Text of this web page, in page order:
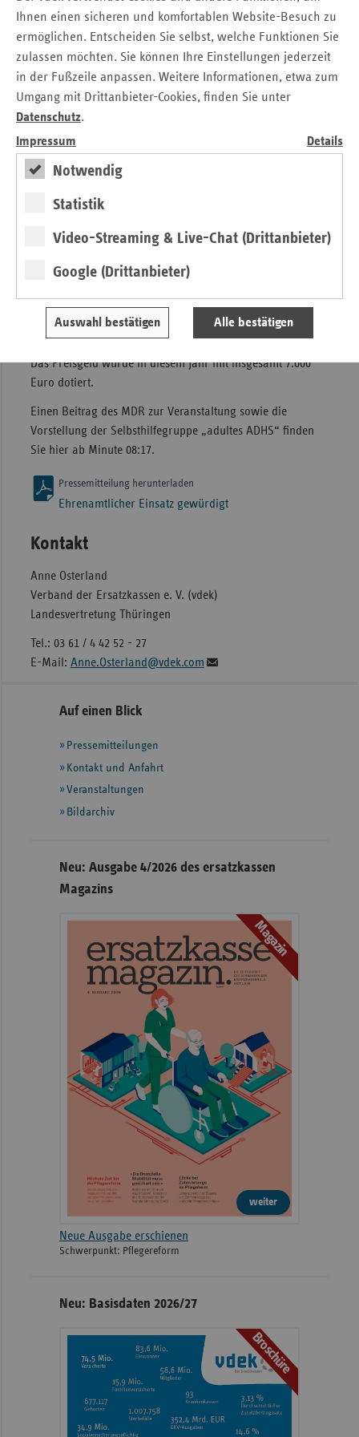
Ihnen einen sicheren und komfortablen Website-Besuch zu
ermöglichen. Entscheiden Sie selbst, welche Funktionen Sie
zulassen möchten. Sie können Ihre Einstellungen jederzeit
in der Fußzeile anpassen. Weitere Informationen, etwa zum
Umgang mit Drittanbieter-Cookies, finden Sie unter
Datenschutz.
Impressum
Details
Notwendig
Statistik
Video-Streaming & Live-Chat (Drittanbieter)
Google (Drittanbieter)
Auswahl bestätigen Alle bestätigen
Dieter Werner, SHG Blasen- und Prostatakrebs Suhl
Bärbel Eckardt, Osteoporose - SHG "Mobil" 207
Annette Romankiewicz, SHG Angehörige psychisch
erkrankter Menschen
Die Jury-Mitglieder waren:
Katrin Matzky, Ministerium für Arbeit, Soziales,
Gesundheit, Frauen und Familie
Christina Rümpel, KKH, Vorsitzende des
Dr. Annette Rommel, 1. Vorsitzende der KV Thüringen
Christoph Zippel, Mitglied des Thüringer Landtages
Dr. Arnim Findeklee, Leiter der vdek-Landesvertretung
Das Preisgeld wurde in diesem Jahr mit insgesamt 7.000
Euro dotiert.
Einen Beitrag des MDR zur Veranstaltung sowie die
Vorstellung der Selbsthilfegruppe „adultes ADHS“ finden
Sie hier ab Minute 08:17.
Pressemitteilung herunterladen
Ehrenamtlicher Einsatz gewürdigt
Kontakt
Anne Osterland
Verband der Ersatzkassen e. V. (vdek)
Landesvertretung Thüringen
Tel.: 03 61 / 4 42 52 - 27
E-Mail: Anne.Osterland@vdek.com
Seitennavigation
Seitenleiste
weiteren
Informationen
Auf einen Blick
Pressemitteilungen
Kontakt und Anfahrt
Veranstaltungen
Bildarchiv
Neu: Ausgabe 4/2026 des ersatzkassen
Magazins
Magazin
weiter
Neue Ausgabe erschienen
Schwerpunkt: Pflegereform
Neu: Basisdaten 2026/27
Broschüre